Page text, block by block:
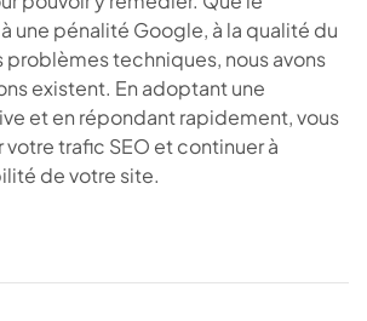
une pénalité Google, à la qualité du
problèmes techniques, nous avons
existent. En adoptant une
et en répondant rapidement, vous
trafic SEO et continuer à
de votre site.